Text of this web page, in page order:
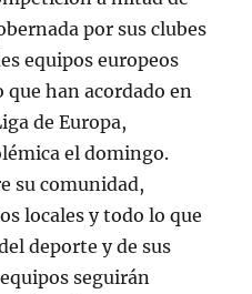
por sus clubes
equipos europeos
han acordado en
de Europa,
el domingo.
su comunidad,
locales y todo lo que
deporte y de sus
seguirán